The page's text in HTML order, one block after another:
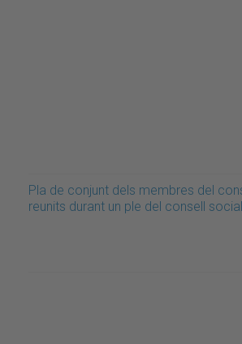
Pla de conjunt dels membres del
reunits durant un ple del consell social